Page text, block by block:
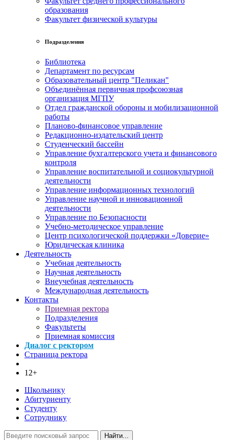
образования
Факультет физической культуры
Подразделения
Библиотека
Департамент по ресурсам
Образовательный центр "Пеликан"
Объединённая первичная профсоюзная
организация МГПУ
Отдел гражданской обороны и мобилизационной
работы
Планово-финансовое управление
Редакционно-издательский центр
Студенческий бассейн
Управление бухгалтерского учета и финансового
контроля
Управление воспитательной и социокультурной
деятельности
Управление информационных технологий
Управление научной и инновационной
деятельности
Управление по Безопасности
Учебно-методическое управление
Центр психологической поддержки «Доверие»
Юридическая клиника
Деятельность
Учебная деятельность
Научная деятельность
Внеучебная деятельность
Международная деятельность
Контакты
Приемная ректора
Подразделения
Факультеты
Приемная комиссия
Диалог с ректором
Страница ректора
12+
Школьнику
Абитуриенту
Студенту
Сотруднику
Найти...